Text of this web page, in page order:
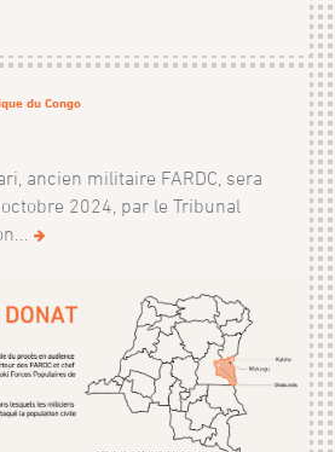
du Congo
ancien militaire FARDC, sera
2024, par le Tribunal